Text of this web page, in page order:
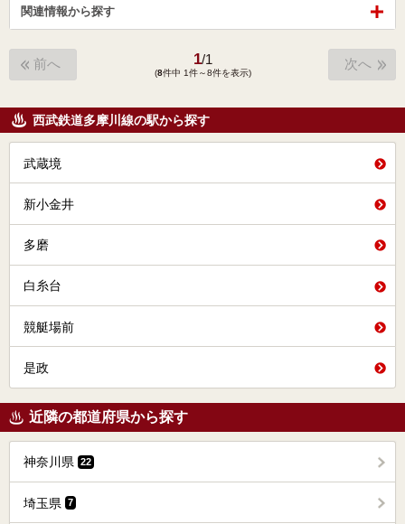
関連情報から探す
前へ 1/1
(8件中 1件～8件を表示)
次へ
西武鉄道多摩川線の駅から探す
武蔵境
新小金井
多磨
白糸台
競艇場前
是政
近隣の都道府県から探す
神奈川県 22
埼玉県 7